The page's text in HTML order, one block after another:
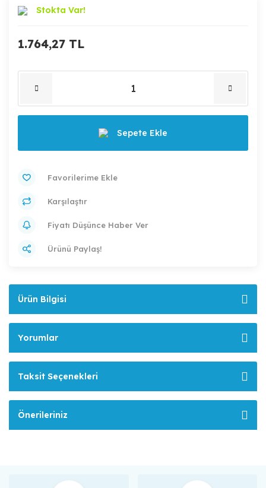
Stokta Var!
1.764,27 TL
Sepete Ekle
Karşılaştır
Fiyatı Düşünce Haber Ver
Ürünü Paylaş!
Ürün Bilgisi
Yorumlar
Taksit Seçenekleri
Önerileriniz